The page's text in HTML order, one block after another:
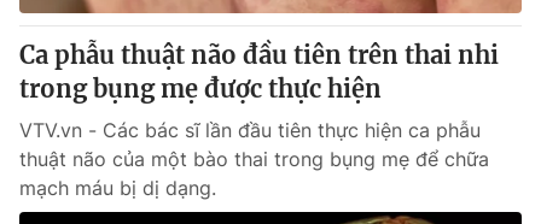
Ca phẫu thuật não đầu tiên trên thai nhi
trong bụng mẹ được thực hiện
VTV.vn - Các bác sĩ lần đầu tiên thực hiện ca phẫu
thuật não của một bào thai trong bụng mẹ để chữa
mạch máu bị dị dạng.